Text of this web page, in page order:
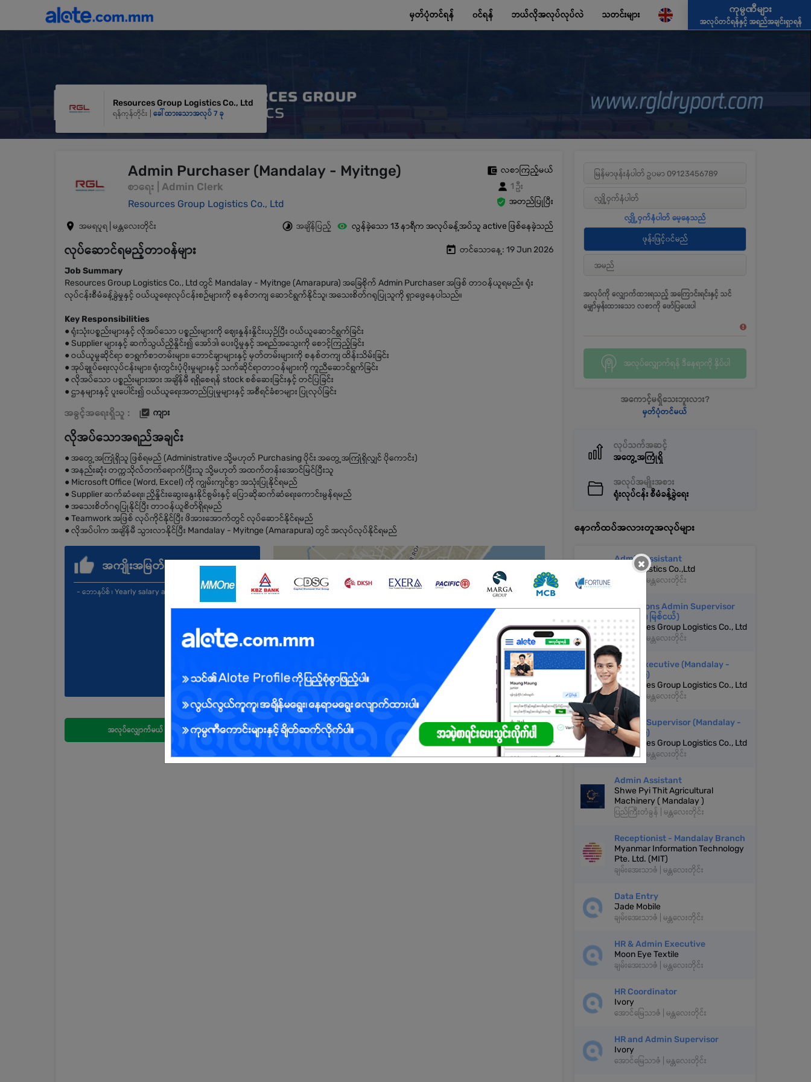
မှတ်ပုံတင်ရန် ၀င်ရန် ဘယ်လိုအလုပ်လုပ်လဲ သတင်းများ
ကုမ္ပဏီများ
အလုပ်တင်ရန်နှင့် အရည်အချင်းရှာရန်
Resources Group Logistics Co., Ltd
ရန်ကုန်တိုင်း | ခေါ်ထားသောအလုပ် 7 ခု
Admin Purchaser (Mandalay - Myitnge)
စာရေး | Admin Clerk
Resources Group Logistics Co., Ltd
လစာကြည့်မယ်
1 ဦး
အတည်ပြုပြီး
အမရပူရ | မန္တလေးတိုင်း အချိန်ပြည့် လွန်ခဲ့သော 13 နာရီက အလုပ်ခန့်အပ်သူ active ဖြစ်နေခဲ့သည်
လုပ်ဆောင်ရမည့်တာဝန်များ တင်သောနေ့: 19 Jun 2026
Job Summary
Resources Group Logistics Co., Ltd တွင် Mandalay - Myitnge (Amarapura) အခြေစိုက် Admin Purchaser အဖြစ် တာဝန်ယူရမည်။ ရုံး
လုပ်ငန်းစီမံခန့်ခွဲမှုနှင့် ဝယ်ယူရေးလုပ်ငန်းစဉ်များကို စနစ်တကျ ဆောင်ရွက်နိုင်သူ၊ အသေးစိတ်ဂရုပြုသူကို ရှာဖွေနေပါသည်။
Key Responsibilities
● ရုံးသုံးပစ္စည်းများနှင့် လိုအပ်သော ပစ္စည်းများကို ဈေးနှုန်းနှိုင်းယှဉ်ပြီး ဝယ်ယူဆောင်ရွက်ခြင်း
● Supplier များနှင့် ဆက်သွယ်ညှိနှိုင်း၍ အော်ဒါ၊ ပေးပို့မှုနှင့် အရည်အသွေးကို စောင့်ကြည့်ခြင်း
● ဝယ်ယူမှုဆိုင်ရာ စာရွက်စာတမ်းများ၊ ဘောင်ချာများနှင့် မှတ်တမ်းများကို စနစ်တကျ ထိန်းသိမ်းခြင်း
● အုပ်ချုပ်ရေးလုပ်ငန်းများ၊ ရုံးတွင်းပံ့ပိုးမှုများနှင့် သက်ဆိုင်ရာတာဝန်များကို ကူညီဆောင်ရွက်ခြင်း
● လိုအပ်သော ပစ္စည်းများအား အချိန်မီ ရရှိစေရန် stock စစ်ဆေးခြင်းနှင့် တင်ပြခြင်း
● ဌာနများနှင့် ပူးပေါင်း၍ ဝယ်ယူရေးအတည်ပြုမှုများနှင့် အစီရင်ခံစာများ ပြုလုပ်ခြင်း
အခွင့်အရေးရှိသူ : ကျား
လိုအပ်သောအရည်အချင်း
● အတွေ့အကြုံရှိသူ ဖြစ်ရမည် (Administrative သို့မဟုတ် Purchasing ပိုင်း အတွေ့အကြုံရှိလျှင် ပိုကောင်း)
● အနည်းဆုံး တက္ကသိုလ်တက်ရောက်ပြီးသူ သို့မဟုတ် အထက်တန်းအောင်မြင်ပြီးသူ
● Microsoft Office (Word, Excel) ကို ကျွမ်းကျင်စွာ အသုံးပြုနိုင်ရမည်
● Supplier ဆက်ဆံရေး၊ ညှိနှိုင်းဆွေးနွေးနိုင်စွမ်းနှင့် ပြောဆိုဆက်ဆံရေးကောင်းမွန်ရမည်
● အသေးစိတ်ဂရုပြုနိုင်ပြီး တာဝန်ယူစိတ်ရှိရမည်
● Teamwork အဖြစ် လုပ်ကိုင်နိုင်ပြီး ဖိအားအောက်တွင် လုပ်ဆောင်နိုင်ရမည်
● လိုအပ်ပါက အချိန်မီ သွားလာနိုင်ပြီး Mandalay - Myitnge (Amarapura) တွင် အလုပ်လုပ်နိုင်ရမည်
အကျိုးအမြတ်
- ဘောနပ်စ် ၊ Yearly salary adjust
အလုပ်လျှောက်မယ်
အလုပ်ကို လျှောက်ထားရသည့် အကြောင်းရင်းနှင့် သင်
မျှော်မှန်းထားသော လစာကို ဖော်ပြပေးပါ
အလုပ်လျှောက်ရန် ဒီနေရာကို နှိပ်ပါ
အကောင့်မရှိသေးဘူးလား?
မှတ်ပုံတင်မယ်
လုပ်သက်အဆင့်
အတွေ့အကြုံရှိ
အလုပ်အမျိုးအစား
ရုံးလုပ်ငန်း စီမံခန့်ခွဲရေး
နောက်ထပ်အလားတူအလုပ်များ
Admin Assistant
TVG Logistics Co.,Ltd
အမရပူရ | မန္တလေးတိုင်း
Operations Admin Supervisor
(မန္တလေး ၊ မြစ်ငယ်)
Resources Group Logistics Co., Ltd
အမရပူရ | မန္တလေးတိုင်း
Jr HR Executive (Mandalay -
Myitnge)
Resources Group Logistics Co., Ltd
အမရပူရ | မန္တလေးတိုင်း
Facility Supervisor (Mandalay -
Myitnge)
Resources Group Logistics Co., Ltd
အမရပူရ | မန္တလေးတိုင်း
Admin Assistant
Shwe Pyi Thit Agricultural
Machinery ( Mandalay )
ပြည်ကြီးတံခွန် | မန္တလေးတိုင်း
Receptionist - Mandalay Branch
Myanmar Information Technology
Pte. Ltd. (MIT)
ချမ်းအေးသာဇံ | မန္တလေးတိုင်း
Data Entry
Jade Mobile
ချမ်းအေးသာဇံ | မန္တလေးတိုင်း
HR & Admin Executive
Moon Eye Textile
ချမ်းအေးသာဇံ | မန္တလေးတိုင်း
HR Coordinator
Ivory
အောင်မြေသာဇံ | မန္တလေးတိုင်း
HR and Admin Supervisor
Ivory
အောင်မြေသာဇံ | မန္တလေးတိုင်း
×